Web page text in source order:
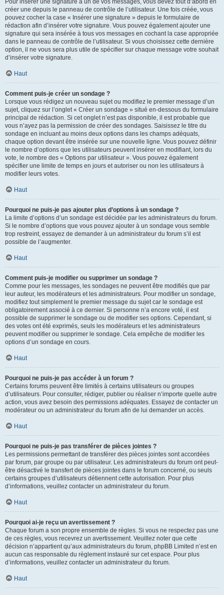
Pour insérer une signature à un de vos messages, vous devez tout d’abord en
créer une depuis le panneau de contrôle de l’utilisateur. Une fois créée, vous
pouvez cocher la case « Insérer une signature » depuis le formulaire de
rédaction afin d’insérer votre signature. Vous pouvez également ajouter une
signature qui sera insérée à tous vos messages en cochant la case appropriée
dans le panneau de contrôle de l’utilisateur. Si vous choisissez cette dernière
option, il ne vous sera plus utile de spécifier sur chaque message votre souhait
d’insérer votre signature.
Haut
Comment puis-je créer un sondage ?
Lorsque vous rédigez un nouveau sujet ou modifiez le premier message d’un
sujet, cliquez sur l’onglet « Créer un sondage » situé en-dessous du formulaire
principal de rédaction. Si cet onglet n’est pas disponible, il est probable que
vous n’ayez pas la permission de créer des sondages. Saisissez le titre du
sondage en incluant au moins deux options dans les champs adéquats,
chaque option devant être insérée sur une nouvelle ligne. Vous pouvez définir
le nombre d’options que les utilisateurs peuvent insérer en modifiant, lors du
vote, le nombre des « Options par utilisateur ». Vous pouvez également
spécifier une limite de temps en jours et autoriser ou non les utilisateurs à
modifier leurs votes.
Haut
Pourquoi ne puis-je pas ajouter plus d’options à un sondage ?
La limite d’options d’un sondage est décidée par les administrateurs du forum.
Si le nombre d’options que vous pouvez ajouter à un sondage vous semble
trop restreint, essayez de demander à un administrateur du forum s’il est
possible de l’augmenter.
Haut
Comment puis-je modifier ou supprimer un sondage ?
Comme pour les messages, les sondages ne peuvent être modifiés que par
leur auteur, les modérateurs et les administrateurs. Pour modifier un sondage,
modifiez tout simplement le premier message du sujet car le sondage est
obligatoirement associé à ce dernier. Si personne n’a encore voté, il est
possible de supprimer le sondage ou de modifier ses options. Cependant, si
des votes ont été exprimés, seuls les modérateurs et les administrateurs
peuvent modifier ou supprimer le sondage. Cela empêche de modifier les
options d’un sondage en cours.
Haut
Pourquoi ne puis-je pas accéder à un forum ?
Certains forums peuvent être limités à certains utilisateurs ou groupes
d’utilisateurs. Pour consulter, rédiger, publier ou réaliser n’importe quelle autre
action, vous avez besoin des permissions adéquates. Essayez de contacter un
modérateur ou un administrateur du forum afin de lui demander un accès.
Haut
Pourquoi ne puis-je pas transférer de pièces jointes ?
Les permissions permettant de transférer des pièces jointes sont accordées
par forum, par groupe ou par utilisateur. Les administrateurs du forum ont peut-
être désactivé le transfert de pièces jointes dans le forum concerné, ou seuls
certains groupes d’utilisateurs détiennent cette autorisation. Pour plus
d’informations, veuillez contacter un administrateur du forum.
Haut
Pourquoi ai-je reçu un avertissement ?
Chaque forum a son propre ensemble de règles. Si vous ne respectez pas une
de ces règles, vous recevrez un avertissement. Veuillez noter que cette
décision n’appartient qu’aux administrateurs du forum, phpBB Limited n’est en
aucun cas responsable du règlement instauré sur cet espace. Pour plus
d’informations, veuillez contacter un administrateur du forum.
Haut